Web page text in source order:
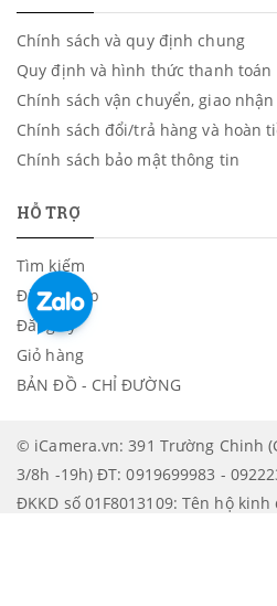
Chính sách và quy định chung
Quy định và hình thức thanh toán
Chính sách vận chuyển, giao nhận
Chính sách đổi/trả hàng và hoàn
Chính sách bảo mật thông tin
HỖ TRỢ
Tìm kiếm
Đăng nhập
Đăng ký
Giỏ hàng
BẢN ĐỒ - CHỈ ĐƯỜNG
© iCamera.vn: 391 Trường Chinh
3/8h -19h) ĐT: 0919699983 -
ĐKKD số 01F8013109: Tên hộ